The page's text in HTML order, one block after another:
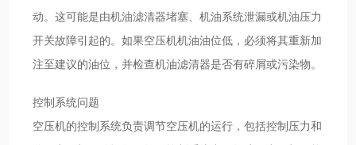
动。这可能是由机油滤清器堵塞、机油系统泄漏或机油压力
开关故障引起的。如果空压机机油油位低，必须将其重新加
注至建议的油位，并检查机油滤清器是否有碎屑或污染物。
控制系统问题
空压机的控制系统负责调节空压机的运行，包括控制压力和